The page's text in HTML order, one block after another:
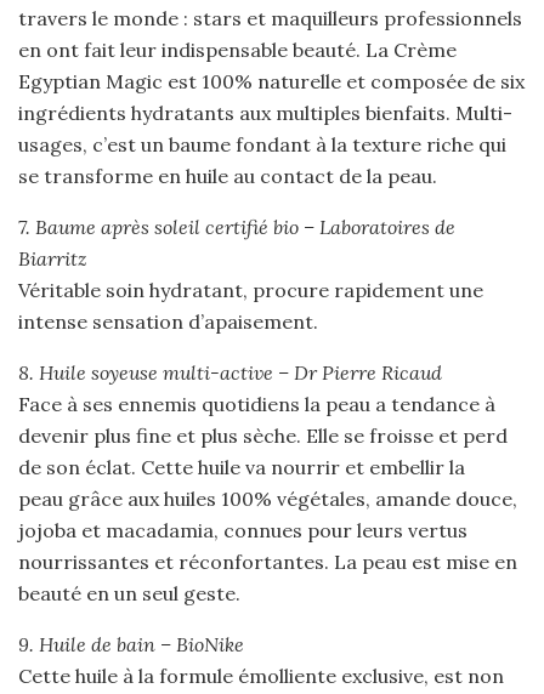
travers le monde : stars et maquilleurs professionnels
en ont fait leur indispensable beauté. La Crème
Egyptian Magic est 100% naturelle et composée de six
ingrédients hydratants aux multiples bienfaits. Multi-
usages, c’est un baume fondant à la texture riche qui
se transforme en huile au contact de la peau.
7. Baume après soleil certifié bio – Laboratoires de
Biarritz
Véritable soin hydratant, procure rapidement une
intense sensation d’apaisement.
8. Huile soyeuse multi-active – Dr Pierre Ricaud
Face à ses ennemis quotidiens la peau a tendance à
devenir plus fine et plus sèche. Elle se froisse et perd
de son éclat. Cette huile va nourrir et embellir la
peau grâce aux huiles 100% végétales, amande douce,
jojoba et macadamia, connues pour leurs vertus
nourrissantes et réconfortantes. La peau est mise en
beauté en un seul geste.
9. Huile de bain – BioNike
Cette huile à la formule émolliente exclusive, est non